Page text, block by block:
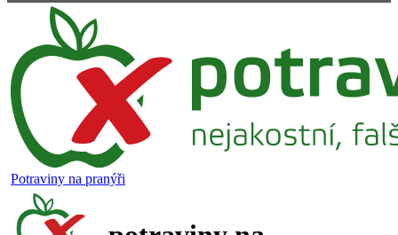
Potraviny na pranýři